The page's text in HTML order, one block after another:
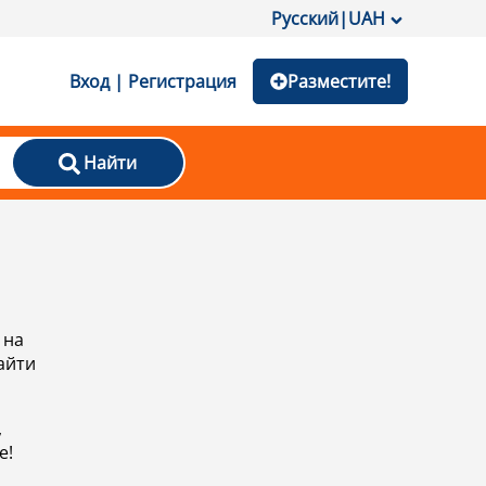
Русский|UAH
Вход | Регистрация Разместите!
Найти